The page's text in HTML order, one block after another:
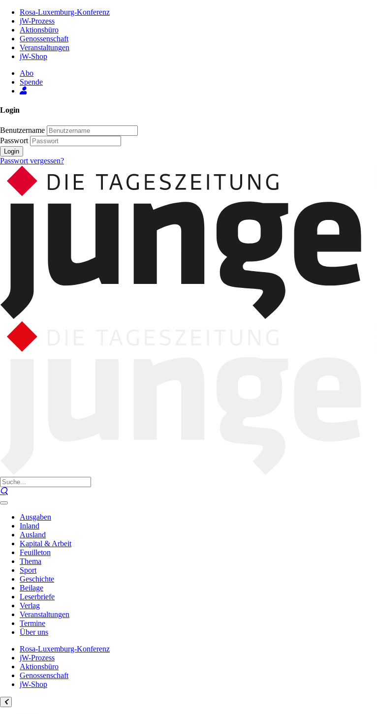
Inhalt
Seite
Rosa-Luxemburg-Konferenz
jW-Prozess
Aktionsbüro
Genossenschaft
Veranstaltungen
jW-Shop
Abo
Spende
Login
Benutzername
Passwort
Login
Passwort vergessen?
Ausgaben
Inland
Ausland
Kapital & Arbeit
Feuilleton
Thema
Sport
Geschichte
Beilage
Leserbriefe
Verlag
Veranstaltungen
Termine
Über uns
Rosa-Luxemburg-Konferenz
jW-Prozess
Aktionsbüro
Genossenschaft
jW-Shop